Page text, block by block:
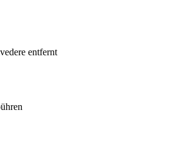
entfernt